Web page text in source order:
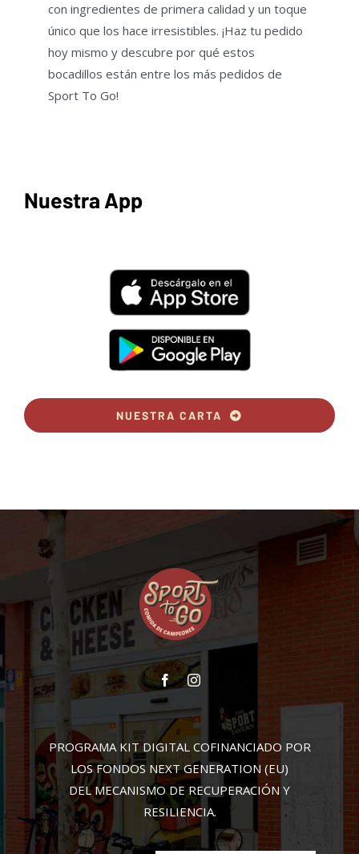
con ingredientes de primera calidad y un toque
único que los hace irresistibles. ¡Haz tu pedido
hoy mismo y descubre por qué estos
bocadillos están entre los más pedidos de
Sport To Go!
Nuestra App
NUESTRA CARTA
PROGRAMA KIT DIGITAL COFINANCIADO POR
LOS FONDOS NEXT GENERATION (EU)
DEL MECANISMO DE RECUPERACIÓN Y
RESILIENCIA.